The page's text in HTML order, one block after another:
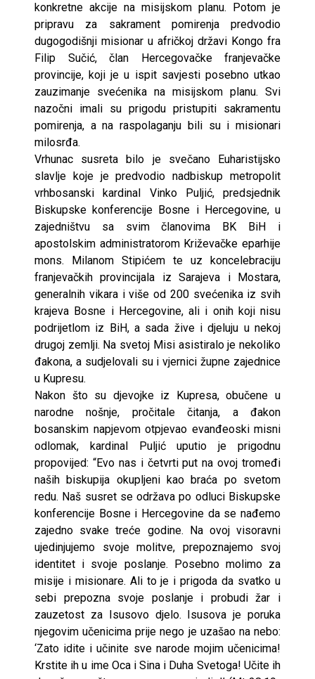
konkretne akcije na misijskom planu. Potom je
pripravu za sakrament pomirenja predvodio
dugogodišnji misionar u afričkoj državi Kongo fra
Filip Sučić, član Hercegovačke franjevačke
provincije, koji je u ispit savjesti posebno utkao
zauzimanje svećenika na misijskom planu. Svi
nazočni imali su prigodu pristupiti sakramentu
pomirenja, a na raspolaganju bili su i misionari
milosrđa.
Vrhunac susreta bilo je svečano Euharistijsko
slavlje koje je predvodio nadbiskup metropolit
vrhbosanski kardinal Vinko Puljić, predsjednik
Biskupske konferencije Bosne i Hercegovine, u
zajedništvu sa svim članovima BK BiH i
apostolskim administratorom Križevačke eparhije
mons. Milanom Stipićem te uz koncelebraciju
franjevačkih provincijala iz Sarajeva i Mostara,
generalnih vikara i više od 200 svećenika iz svih
krajeva Bosne i Hercegovine, ali i onih koji nisu
podrijetlom iz BiH, a sada žive i djeluju u nekoj
drugoj zemlji. Na svetoj Misi asistiralo je nekoliko
đakona, a sudjelovali su i vjernici župne zajednice
u Kupresu.
Nakon što su djevojke iz Kupresa, obučene u
narodne nošnje, pročitale čitanja, a đakon
bosanskim napjevom otpjevao evanđeoski misni
odlomak, kardinal Puljić uputio je prigodnu
propovijed: “Evo nas i četvrti put na ovoj tromeđi
naših biskupija okupljeni kao braća po svetom
redu. Naš susret se održava po odluci Biskupske
konferencije Bosne i Hercegovine da se nađemo
zajedno svake treće godine. Na ovoj visoravni
ujedinjujemo svoje molitve, prepoznajemo svoj
identitet i svoje poslanje. Posebno molimo za
misije i misionare. Ali to je i prigoda da svatko u
sebi prepozna svoje poslanje i probudi žar i
zauzetost za Isusovo djelo. Isusova je poruka
njegovim učenicima prije nego je uzašao na nebo:
‘Zato idite i učinite sve narode mojim učenicima!
Krstite ih u ime Oca i Sina i Duha Svetoga! Učite ih